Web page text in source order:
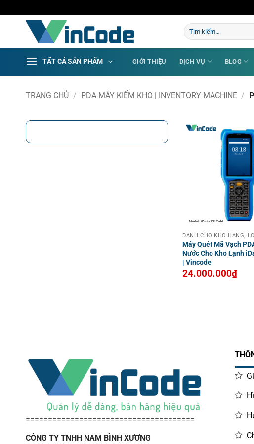
qua
Tìm
kiếm:
TẤT CẢ SẢN PHẨM GIỚI THIỆU DỊCH VỤ BLOG
TRANG CHỦ / PDA MÁY KIỂM KHO | INVENTORY MACHINE /
DÀNH CHO KHO HÀNG,
Máy Quét Mã Vạch
Nước Cho Kho Lạnh
| Vincode
24.000.000₫
======================================
CÔNG TY TNHH NAM BÌNH XƯƠNG